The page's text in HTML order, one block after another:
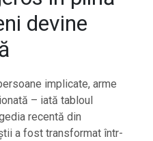
devine
implicate, arme
– iată tabloul
recentă din
a fost transformat într-